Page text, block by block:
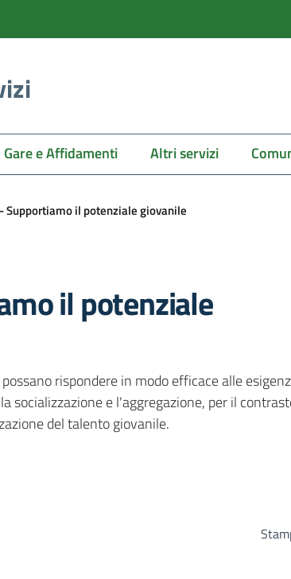
Gare e Affidamenti Altri servizi
Supportiamo il potenziale giovanile
il potenziale
rispondere in modo efficace alle
socializzazione e l'aggregazione, per il
del talento giovanile.